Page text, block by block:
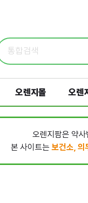
오렌지몰 오렌
오렌지팜은 약
본 사이트는 보건소, 의